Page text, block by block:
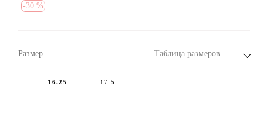
-30 %
Размер Таблица размеров
16.25 17.5